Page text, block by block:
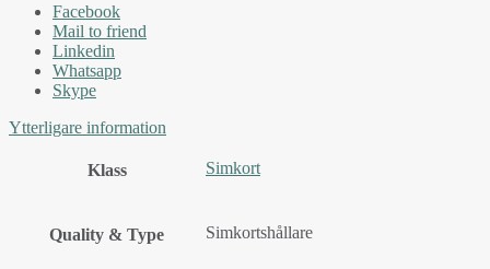
Facebook
Mail to friend
Linkedin
Whatsapp
Skype
Ytterligare information
Klass Simkort
Quality & Type Simkortshållare